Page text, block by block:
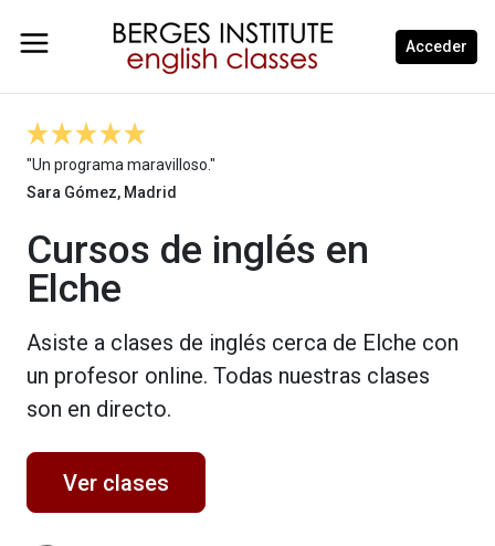
Acceder
"Un programa maravilloso."
Sara Gómez, Madrid
Cursos de inglés en
Elche
Asiste a clases de inglés cerca de Elche con
un profesor online. Todas nuestras clases
son en directo.
Ver clases